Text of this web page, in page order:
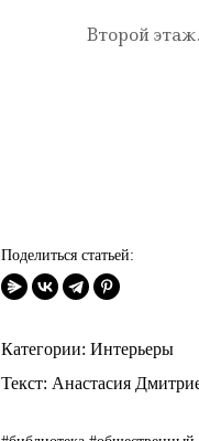
Второй
Поделиться статьей:
Категории: Интерьеры
Текст: Анастасия